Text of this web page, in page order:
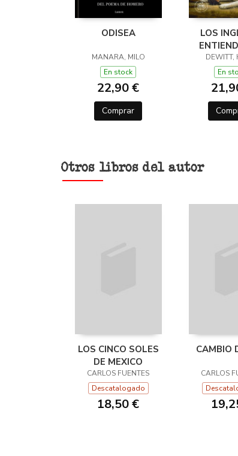
ODISEA
MANARA, MILO
En stock
22,90 €
Comprar
LOS
LANA (Y
DEWITT,
En
Otros libros del autor
LOS CINCO SOLES
DE MEXICO
CARLOS FUENTES
Descatalogado
18,50 €
CAMBIO
CARLOS